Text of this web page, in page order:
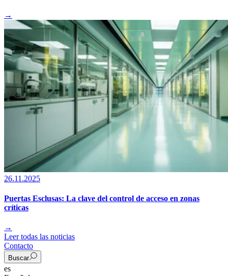
→
26.11.2025
Puertas Esclusas: La clave del control de acceso en zonas
críticas
→
Leer todas las noticias
Contacto
Buscar
es